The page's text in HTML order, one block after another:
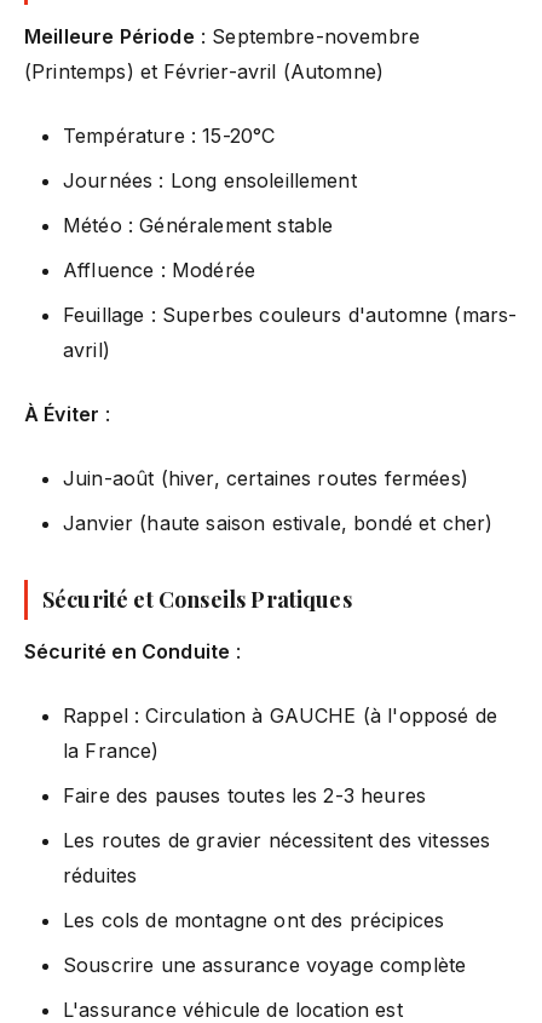
Meilleure Période : Septembre-novembre
(Printemps) et Février-avril (Automne)
Température : 15-20°C
Journées : Long ensoleillement
Météo : Généralement stable
Affluence : Modérée
Feuillage : Superbes couleurs d'automne (mars-
avril)
À Éviter :
Juin-août (hiver, certaines routes fermées)
Janvier (haute saison estivale, bondé et cher)
Sécurité et Conseils Pratiques
Sécurité en Conduite :
Rappel : Circulation à GAUCHE (à l'opposé de
la France)
Faire des pauses toutes les 2-3 heures
Les routes de gravier nécessitent des vitesses
réduites
Les cols de montagne ont des précipices
Souscrire une assurance voyage complète
L'assurance véhicule de location est